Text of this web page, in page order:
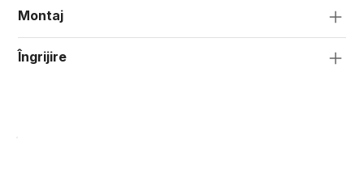
Montaj
Îngrijire